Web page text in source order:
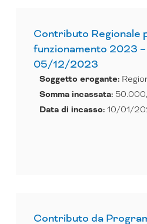
Contributo Regionale
funzionamento 2023
05/12/2023
Somma incassata:
Soggetto erogante:
Data di incasso: 10/01/
Contributo da